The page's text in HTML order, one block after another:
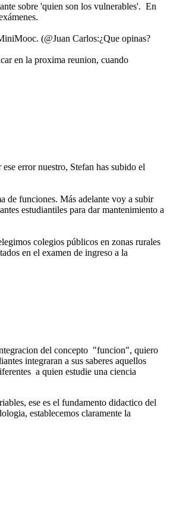
sobre 'quien son los vulnerables'. En
(@Juan Carlos:¿Que opinas?
en la proxima reunion, cuando
error nuestro, Stefan has subido el
de funciones. Más adelante voy a subir
estudiantiles para dar mantenimiento a
colegios públicos en zonas rurales
en el examen de ingreso a la
del concepto "funcion", quiero
integraran a sus saberes aquellos
a quien estudie una ciencia
ese es el fundamento didactico del
establecemos claramente la